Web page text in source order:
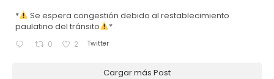
*
Se espera congestión debido al restablecimiento
paulatino del tránsito
*
0 2 Twitter
Cargar más Post